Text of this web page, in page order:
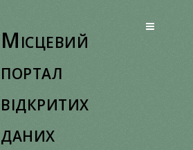
Місцевий
портал
відкритих
даних